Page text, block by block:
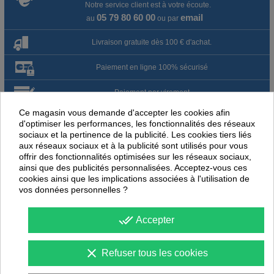
Notre service client est à votre écoute.
au 05 79 80 60 00ou par email
Livraison gratuite dès 100 € d'achat.
Paiement en ligne 100% sécurisé
Paiement par virement
Satisfait ou remboursé jusqu'à 60 jours
NOUS PENSONS QUE CES ARTICLES
PEUVENT ÉGALEMENT VOUS INTÉRESSER
PROMOTION
- 35%
Ce magasin vous demande d'accepter les cookies afin
d'optimiser les performances, les fonctionnalités des réseaux
sociaux et la pertinence de la publicité. Les cookies tiers liés
aux réseaux sociaux et à la publicité sont utilisés pour vous
offrir des fonctionnalités optimisées sur les réseaux sociaux,
ainsi que des publicités personnalisées. Acceptez-vous ces
cookies ainsi que les implications associées à l'utilisation de
vos données personnelles ?
done_all Accepter
clear Refuser tous les cookies